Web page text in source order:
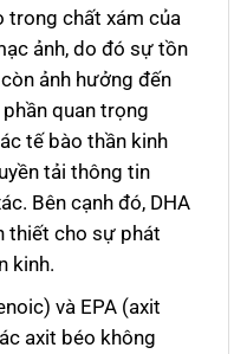
trong chất xám của
ảnh, do đó sự tồn
ảnh hưởng đến
quan trọng
tế bào thần kinh
tải thông tin
Bên cạnh đó, DHA
thiết cho sự phát
kinh.
và EPA (axit
axit béo không